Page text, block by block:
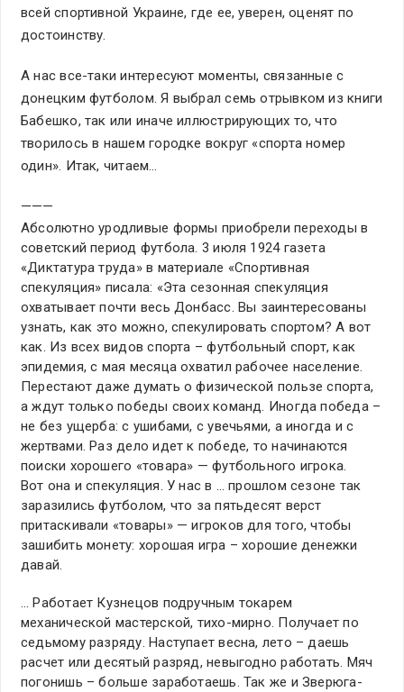
всей спортивной Украине, где ее, уверен, оценят по
достоинству.
А нас все-таки интересуют моменты, связанные с
донецким футболом. Я выбрал семь отрывком из книги
Бабешко, так или иначе иллюстрирующих то, что
творилось в нашем городке вокруг «спорта номер
один». Итак, читаем…
———
Абсолютно уродливые формы приобрели переходы в
советский период футбола. 3 июля 1924 газета
«Диктатура труда» в материале «Спортивная
спекуляция» писала: «Эта сезонная спекуляция
охватывает почти весь Донбасс. Вы заинтересованы
узнать, как это можно, спекулировать спортом? А вот
как. Из всех видов спорта – футбольный спорт, как
эпидемия, с мая месяца охватил рабочее население.
Перестают даже думать о физической пользе спорта,
а ждут только победы своих команд. Иногда победа –
не без ущерба: с ушибами, с увечьями, а иногда и с
жертвами. Раз дело идет к победе, то начинаются
поиски хорошего «товара» — футбольного игрока.
Вот она и спекуляция. У нас в … прошлом сезоне так
заразились футболом, что за пятьдесят верст
притаскивали «товары» — игроков для того, чтобы
зашибить монету: хорошая игра – хорошие денежки
давай.
… Работает Кузнецов подручным токарем
механической мастерской, тихо-мирно. Получает по
седьмому разряду. Наступает весна, лето – даешь
расчет или десятый разряд, невыгодно работать. Мяч
погонишь – больше заработаешь. Так же и Зверюга-